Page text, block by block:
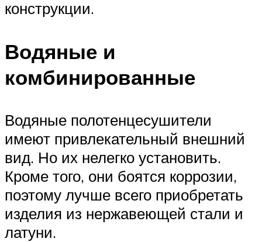
конструкции.
Водяные и
комбинированные
Водяные полотенцесушители
имеют привлекательный внешний
вид. Но их нелегко установить.
Кроме того, они боятся коррозии,
поэтому лучше всего приобретать
изделия из нержавеющей стали и
латуни.